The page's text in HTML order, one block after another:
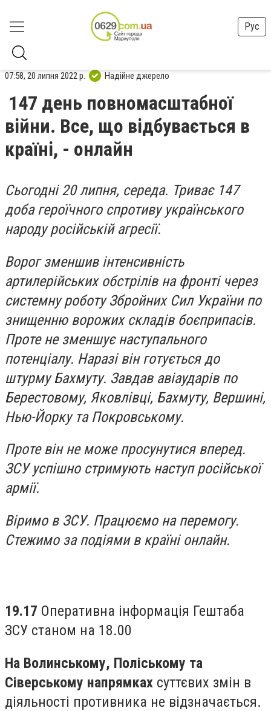
Рус
07:58, 20 липня 2022 р. Надійне джерело
147 день повномасштабної
війни. Все, що відбувається в
країні, - онлайн
Сьогодні 20 липня, середа. Триває 147
доба героїчного спротиву українського
народу російській агресії.
Ворог зменшив інтенсивність
артилерійських обстрілів на фронті через
системну роботу Збройних Сил України по
знищенню ворожих складів боєприпасів.
Проте не зменшує наступального
потенціалу. Наразі він готується до
штурму Бахмуту. Завдав авіаударів по
Берестовому, Яковлівці, Бахмуту, Вершині,
Нью-Йорку та Покровському.
Проте він не може просунутися вперед.
ЗСУ успішно стримують наступ російської
армії.
Віримо в ЗСУ. Працюємо на перемогу.
Стежимо за подіями в країні онлайн.
19.17 Оперативна інформація Гештаба
ЗСУ станом на 18.00
На Волинському, Поліському та
Сіверському напрямках суттєвих змін в
діяльності противника не відзначається.